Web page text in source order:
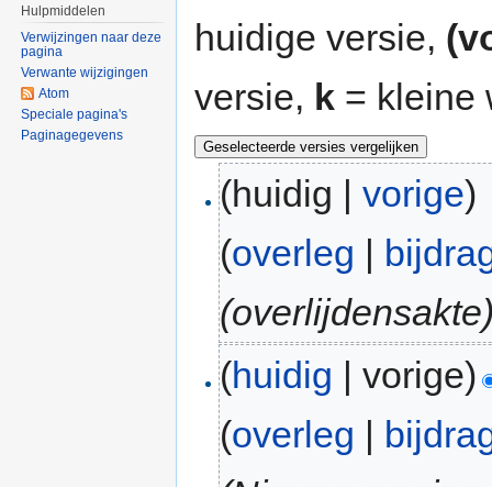
huidige versie,
versie, k = kleine
(huidig |vorige)
(overleg |
(huidig | vorige)
(overleg
Hulpmiddelen
Verwijzingen naar deze
pagina
Verwante wijzigingen
Atom
Speciale pagina's
Paginagegevens